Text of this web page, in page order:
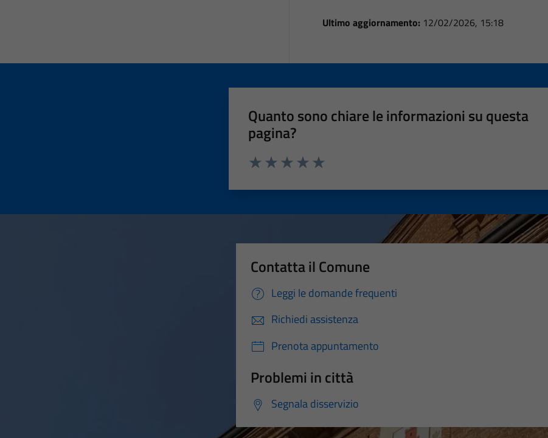
Ultimo aggiornamento: 12/02/2026, 15:18
Quanto sono chiare le informazioni su questa
pagina?
Contatta il Comune
Leggi le domande frequenti
Richiedi assistenza
Prenota appuntamento
Problemi in città
Segnala disservizio